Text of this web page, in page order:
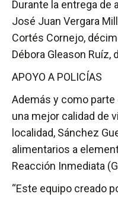
Durante la entrega
José Juan Vergara
Cortés Cornejo,
Débora Gleason Ruíz,
APOYO A POLICÍAS
Además y como
una mejor calidad de
localidad, Sánchez
alimentarios a
Reacción Inmediata
“Este equipo creado